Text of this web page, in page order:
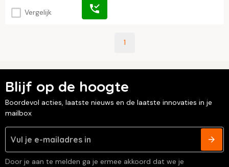
Vergelijk
1
Blijf op de hoogte
Boordevol acties, laatste nieuws en de laatste innovaties in je
mailbox
Door je aan te melden ga je ermee akkoord dat we je